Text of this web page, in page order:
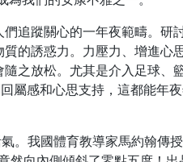
追蹤關心的一年夜範疇。研
的誘惑力。力壓力、增進心
隨之放松。尤其是介入足球、
屬感和心思支持，這都能年
。我國體育教導家馬約翰傳